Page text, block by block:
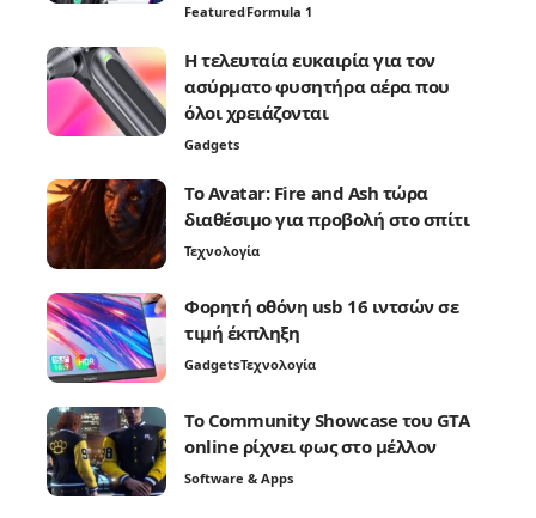
FeaturedFormula 1
Η τελευταία ευκαιρία για τον
ασύρματο φυσητήρα αέρα που
όλοι χρειάζονται
Gadgets
Το Avatar: Fire and Ash τώρα
διαθέσιμο για προβολή στο σπίτι
Τεχνολογία
Φορητή οθόνη usb 16 ιντσών σε
τιμή έκπληξη
GadgetsΤεχνολογία
Το Community Showcase του GTA
online ρίχνει φως στο μέλλον
Software & Apps